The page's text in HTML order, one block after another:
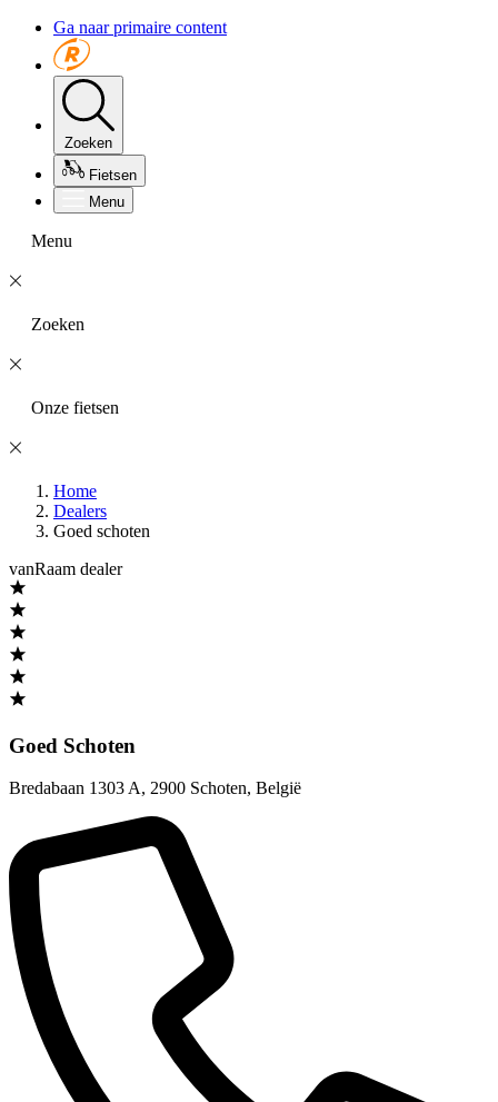
Ga naar primaire content
Zoeken
Fietsen
Menu
Menu
Zoeken
Onze fietsen
Home
Dealers
Goed schoten
vanRaam dealer
Goed Schoten
Bredabaan 1303 A, 2900 Schoten, België